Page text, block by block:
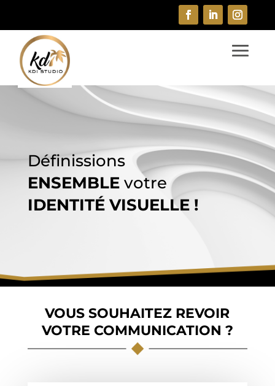
Définissions
ENSEMBLEvotre
IDENTITÉ VISUELLE !
VOUS SOUHAITEZ REVOIR
VOTRE COMMUNICATION ?